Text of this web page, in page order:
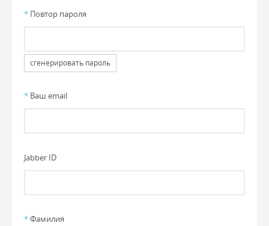
* Повтор пароля
сгенерировать пароль
* Ваш email
Jabber ID
*Фамилия